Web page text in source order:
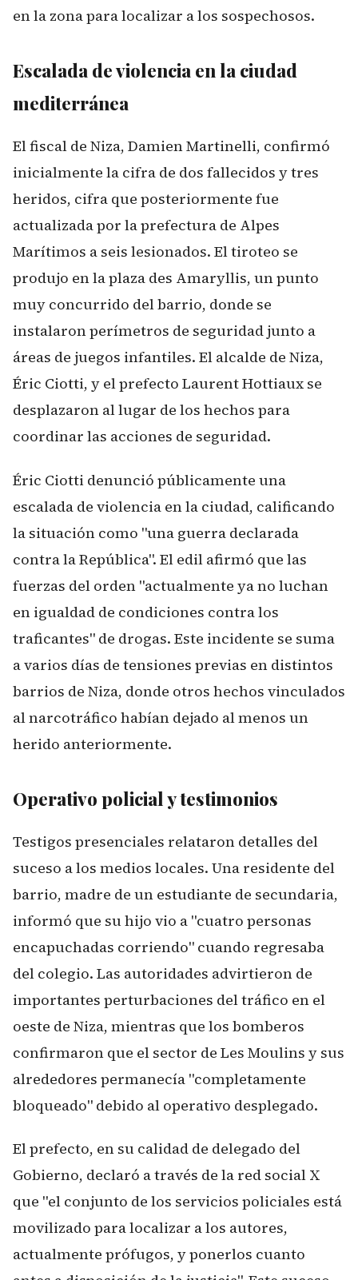
en la zona para localizar a los sospechosos.
Escalada de violencia en la ciudad
mediterránea
El fiscal de Niza, Damien Martinelli, confirmó
inicialmente la cifra de dos fallecidos y tres
heridos, cifra que posteriormente fue
actualizada por la prefectura de Alpes
Marítimos a seis lesionados. El tiroteo se
produjo en la plaza des Amaryllis, un punto
muy concurrido del barrio, donde se
instalaron perímetros de seguridad junto a
áreas de juegos infantiles. El alcalde de Niza,
Éric Ciotti, y el prefecto Laurent Hottiaux se
desplazaron al lugar de los hechos para
coordinar las acciones de seguridad.
Éric Ciotti denunció públicamente una
escalada de violencia en la ciudad, calificando
la situación como "una guerra declarada
contra la República". El edil afirmó que las
fuerzas del orden "actualmente ya no luchan
en igualdad de condiciones contra los
traficantes" de drogas. Este incidente se suma
a varios días de tensiones previas en distintos
barrios de Niza, donde otros hechos vinculados
al narcotráfico habían dejado al menos un
herido anteriormente.
Operativo policial y testimonios
Testigos presenciales relataron detalles del
suceso a los medios locales. Una residente del
barrio, madre de un estudiante de secundaria,
informó que su hijo vio a "cuatro personas
encapuchadas corriendo" cuando regresaba
del colegio. Las autoridades advirtieron de
importantes perturbaciones del tráfico en el
oeste de Niza, mientras que los bomberos
confirmaron que el sector de Les Moulins y sus
alrededores permanecía "completamente
bloqueado" debido al operativo desplegado.
El prefecto, en su calidad de delegado del
Gobierno, declaró a través de la red social X
que "el conjunto de los servicios policiales está
movilizado para localizar a los autores,
actualmente prófugos, y ponerlos cuanto